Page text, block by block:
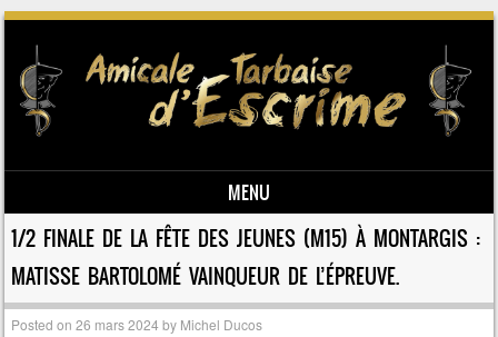
MENU
Skip to content
1/2 FINALE DE LA FÊTE DES JEUNES (M15) À MONTARGIS :
MATISSE BARTOLOMÉ VAINQUEUR DE L’ÉPREUVE.
Posted on26 mars 2024 by Michel Ducos